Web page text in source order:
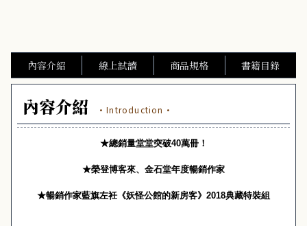
內容介紹 線上試讀 商品規格 書籍目錄
內容介紹 ·Introduction·
★總銷量堂堂突破40萬冊！
★榮登博客來、金石堂年度暢銷作家
★暢銷作家藍旗左衽《妖怪公館的新房客》 2018典藏特裝組